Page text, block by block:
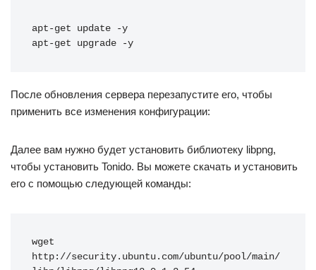
apt-get update -y
apt-get upgrade -y
После обновления сервера перезапустите его, чтобы
применить все изменения конфигурации:
Далее вам нужно будет установить библиотеку libpng,
чтобы установить Tonido. Вы можете скачать и установить
его с помощью следующей команды:
wget
http://security.ubuntu.com/ubuntu/pool/main/